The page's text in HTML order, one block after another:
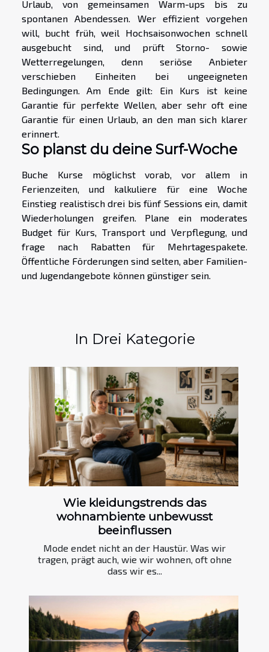
Urlaub, von gemeinsamen Warm-ups bis zu
spontanen Abendessen. Wer effizient vorgehen
will, bucht früh, weil Hochsaisonwochen schnell
ausgebucht sind, und prüft Storno- sowie
Wetterregelungen, denn seriöse Anbieter
verschieben Einheiten bei ungeeigneten
Bedingungen. Am Ende gilt: Ein Kurs ist keine
Garantie für perfekte Wellen, aber sehr oft eine
Garantie für einen Urlaub, an den man sich klarer
erinnert.
So planst du deine Surf-Woche
Buche Kurse möglichst vorab, vor allem in
Ferienzeiten, und kalkuliere für eine Woche
Einstieg realistisch drei bis fünf Sessions ein, damit
Wiederholungen greifen. Plane ein moderates
Budget für Kurs, Transport und Verpflegung, und
frage nach Rabatten für Mehrtagespakete.
Öffentliche Förderungen sind selten, aber Familien-
und Jugendangebote können günstiger sein.
In Drei Kategorie
Wie kleidungstrends das
wohnambiente unbewusst
beeinflussen
Mode endet nicht an der Haustür. Was wir
tragen, prägt auch, wie wir wohnen, oft ohne
dass wir es...